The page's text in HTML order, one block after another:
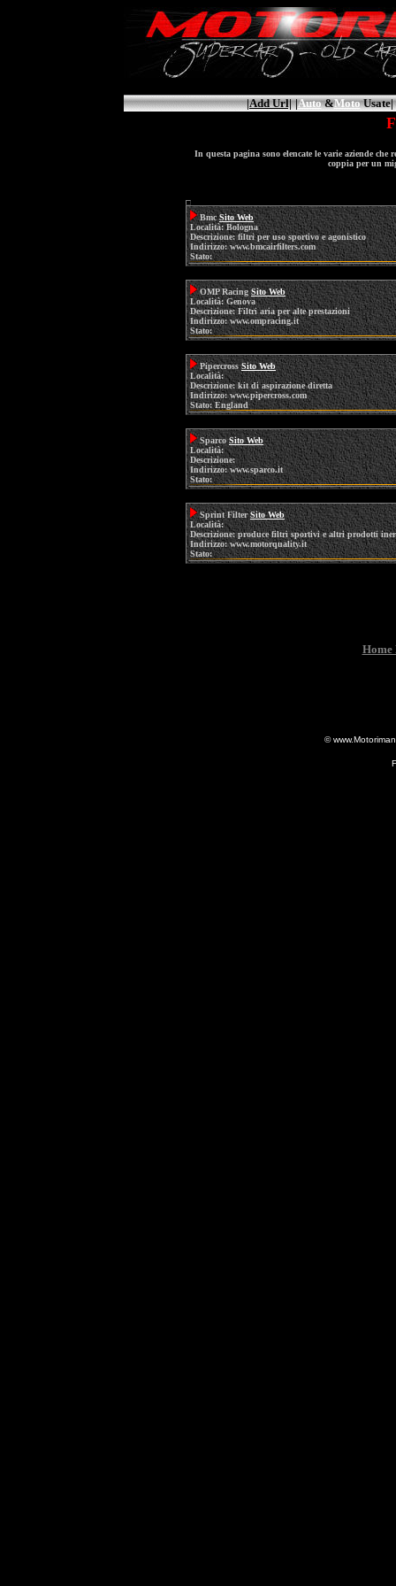
|Add Url| |Auto&MotoUsate|
In questa pagina sono elencate le varie aziende
coppia per un
BmcSito Web
Località: Bologna
Descrizione: filtri per uso sportivo e agonistico
Indirizzo: www.bmcairfilters.com
Stato:
OMP RacingSito Web
Località: Genova
Descrizione: Filtri aria per alte prestazioni
Indirizzo: www.ompracing.it
Stato:
PipercrossSito Web
Località:
Descrizione: kit di aspirazione diretta
Indirizzo: www.pipercross.com
Stato: England
SparcoSito Web
Località:
Descrizione:
Indirizzo: www.sparco.it
Stato:
Sprint FilterSito Web
Località:
Descrizione: produce filtri sportivi e altri prodotti
Indirizzo: www.motorquality.it
Stato:
Home
©